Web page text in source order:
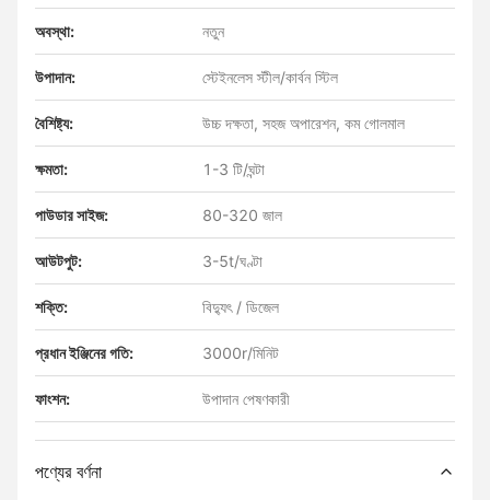
অবস্থা: নতুন
উপাদান: স্টেইনলেস স্টীল/কার্বন স্টিল
বৈশিষ্ট্য: উচ্চ দক্ষতা, সহজ অপারেশন, কম গোলমাল
ক্ষমতা: 1-3 টি/ঘন্টা
পাউডার সাইজ: 80-320 জাল
আউটপুট: 3-5t/ঘণ্টা
শক্তি: বিদ্যুৎ / ডিজেল
প্রধান ইঞ্জিনের গতি: 3000r/মিনিট
ফাংশন: উপাদান পেষণকারী
পণ্যের বর্ণনা